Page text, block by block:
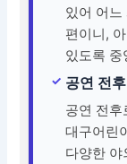
있어 어느
편이니,
있도록 중
공연 전
공연 전
대구어린
다양한 야